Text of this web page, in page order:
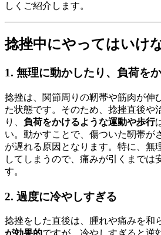
しくご紹介します。
捻挫中にやってはいけ
1. 無理に動かしたり、負荷を
捻挫は、関節周りの靭帯や筋肉が伸
た状態です。そのため、捻挫直後や
り、 負荷をかけるような運動や歩行
い。動かすことで、傷ついた靭帯が
が遅れる原因となります。特に、無
してしまうので、痛みが引くまでは
す。
2. 過度に冷やしすぎる
捻挫をした直後は、腫れや痛みを和